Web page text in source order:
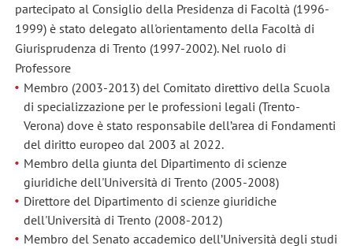
partecipato al Consiglio della Presidenza di Facoltà (1996-
1999) è stato delegato all'orientamento della Facoltà di
Giurisprudenza di Trento (1997-2002). Nel ruolo di
Professore
Membro (2003-2013) del Comitato direttivo della Scuola
di specializzazione per le professioni legali (Trento-
Verona) dove è stato responsabile dell’area di Fondamenti
del diritto europeo dal 2003 al 2022.
Membro della giunta del Dipartimento di scienze
giuridiche dell'Università di Trento (2005-2008)
Direttore del Dipartimento di scienze giuridiche
dell'Università di Trento (2008-2012)
Membro del Senato accademico dell’Università degli studi